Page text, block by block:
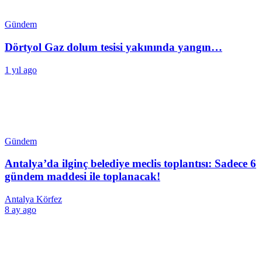
Gündem
Dörtyol Gaz dolum tesisi yakınında yangın…
1 yıl ago
Gündem
Antalya’da ilginç belediye meclis toplantısı: Sadece 6
gündem maddesi ile toplanacak!
Antalya Körfez
8 ay ago